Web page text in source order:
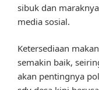
sibuk dan
media sosial.
Ketersediaan
semakin baik,
akan pentingnya